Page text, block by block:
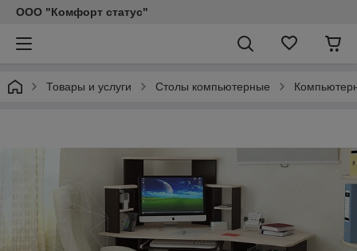
ООО "Комфорт статус"
Товары и услуги Столы компьютерные